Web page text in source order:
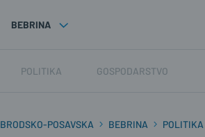
BEBRINA
POLITIKA GOSPODARSTVO
BRODSKO-POSAVSKA BEBRINA POLITIKA